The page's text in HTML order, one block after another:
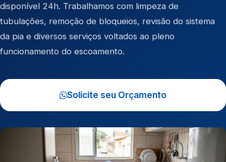
disponível 24h. Trabalhamos com limpeza de
tubulações, remoção de bloqueios, revisão do sistema
da pia e diversos serviços voltados ao pleno
funcionamento do escoamento.
Solicite seu Orçamento